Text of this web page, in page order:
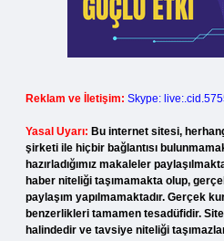
Reklam ve İletişim: Skype:
Yasal Uyarı: Bu internet sitesi,
şirketi ile hiçbir bağlantısı
hazırladığımız makaleler
haber niteliği taşımamakta olup,
paylaşım yapılmamaktadır. Gerçek
benzerlikleri tamamen tesadüfidir.
halindedir ve tavsiye niteliği